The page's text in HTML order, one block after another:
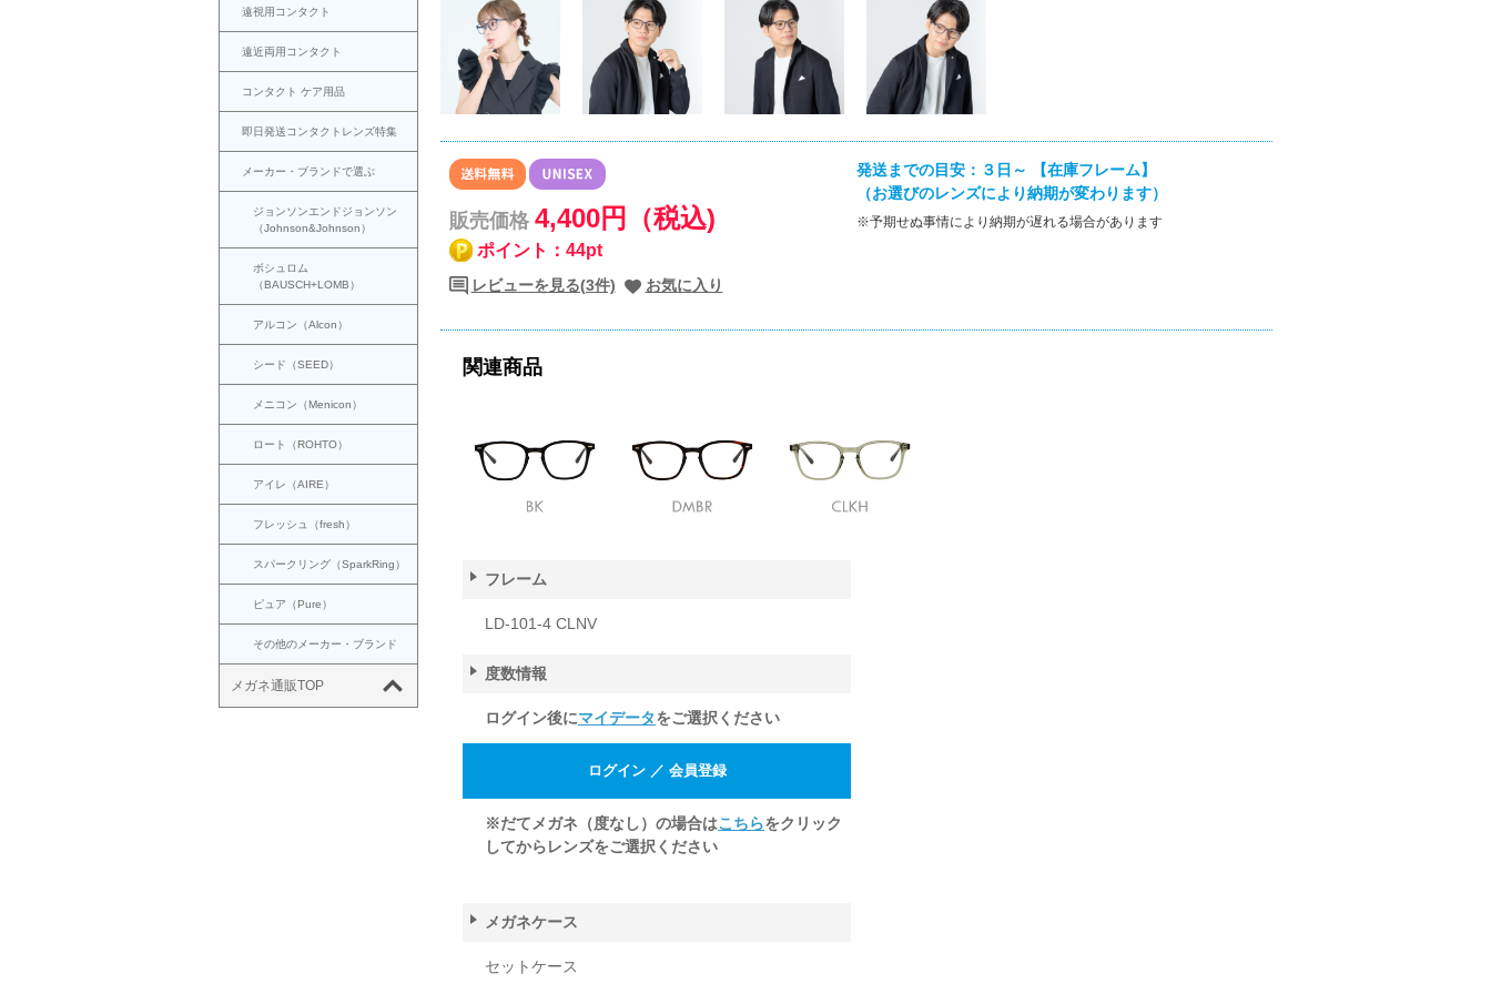
遠視用コンタクト
遠近両用コンタクト
コンタクト ケア用品
即日発送コンタクトレンズ特集
メーカー・ブランドで選ぶ
ジョンソンエンドジョンソン
（Johnson&Johnson）
ボシュロム
（BAUSCH+LOMB）
アルコン（Alcon）
シード（SEED）
メニコン（Menicon）
ロート（ROHTO）
アイレ（AIRE）
フレッシュ（fresh）
スパークリング（SparkRing）
ピュア（Pure）
その他のメーカー・ブランド
メガネ通販TOP
販売価格 4,400円（税込)
ポイント：44pt
レビューを見る(3件) お気に入り
発送までの目安：３日～ 【在庫フレーム】
（お選びのレンズにより納期が変わります）
※予期せぬ事情により納期が遅れる場合があります
関連商品
フレーム
LD-101-4 CLNV
度数情報
ログイン後にマイデータをご選択ください
※だてメガネ（度なし）の場合はこちらをクリック
してからレンズをご選択ください
メガネケース
セットケース